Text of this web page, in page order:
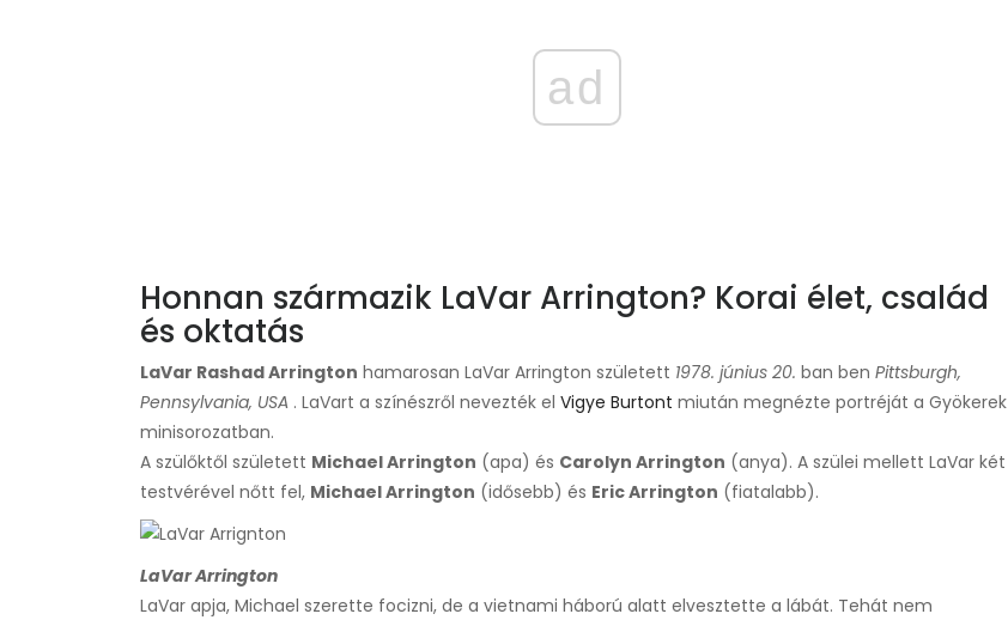
ad
Honnan származik LaVar Arrington? Korai élet, család
és oktatás
LaVar Rashad Arrington hamarosan LaVar Arrington született 1978. június 20. ban ben Pittsburgh,
Pennsylvania, USA . LaVart a színészről nevezték el Vigye Burtont miután megnézte portréját a Gyökerek
minisorozatban.
A szülőktől született Michael Arrington (apa) és Carolyn Arrington (anya). A szülei mellett LaVar két
testvérével nőtt fel, Michael Arrington (idősebb) és Eric Arrington (fiatalabb).
LaVar Arrington
LaVar apja, Michael szerette focizni, de a vietnami háború alatt elvesztette a lábát. Tehát nem